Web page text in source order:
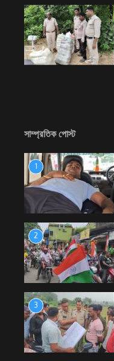
সাম্প্রতিক পোস্ট
1
2
3